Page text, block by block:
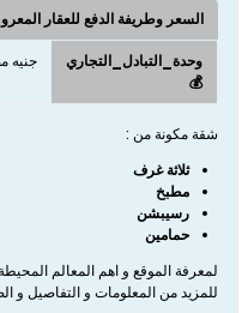
السعر وطريفة الدفع للعقار
وحدة_التبادل_التجاري
💰
جنيه
شقة مكونة من :
ثلاثة غرف
مطبخ
رسيبشن
حمامين
لمعرفة الموقع و اهم المعالم
للمزيد من المعلومات و التفاصيل و